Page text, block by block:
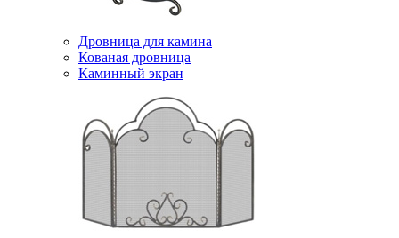
Дровница для камина
Кованая дровница
Каминный экран